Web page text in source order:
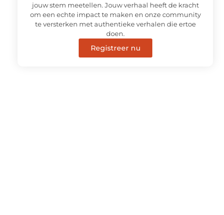
jouw stem meetellen. Jouw verhaal heeft de kracht
om een echte impact te maken en onze community
te versterken met authentieke verhalen die ertoe
doen.
Registreer nu